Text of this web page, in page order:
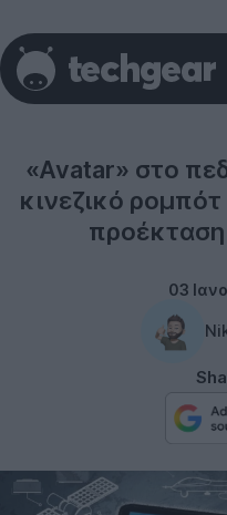
«Avatar» στο
κινεζικό
03